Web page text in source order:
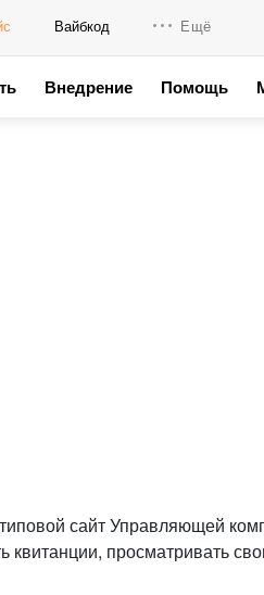
Вайбкод Ещё
Внедрение Помощь
сайт Управляющей
просматривать